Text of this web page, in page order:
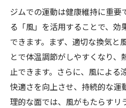
計事例
風の力を味方にして、あ
と充実させよう
自然の風とともに健康促
慣
ジムでの運動は健康維持に重要
る「風」を活用することで、効
できます。まず、適切な換気と
とで体温調節がしやすくなり、
止できます。さらに、風による
快適さを向上させ、持続的な運
理的な面では、風がもたらすリ